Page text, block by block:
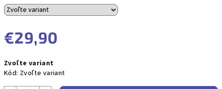
€29,90
cena:
Zvoľte variant
Kód: Zvoľte variant